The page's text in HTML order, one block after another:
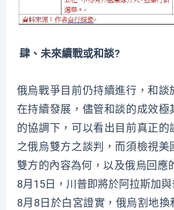
肆、未來續戰或和談?
俄烏戰爭目前仍持續進行，和談
在持續發展，儘管和談的成效極
的協調下，可以看出目前真正的
之俄烏雙方之談判，而須檢視美
雙方的內容為何，以及俄烏回應
8月15日，川普即將於阿拉斯加
8月8日於白宮證實，俄烏割地換